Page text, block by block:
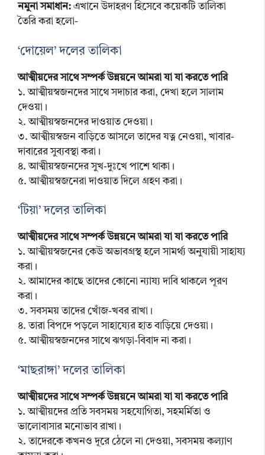
নমুনা সমাধান: এখানে উদাহরণ হিসেবে কয়েকটি তালিকা
তৈরি করা হলো-
‘দোয়েল’ দলের তালিকা
আত্মীয়দের সাথে সম্পর্ক উন্নয়নে আমরা যা যা করতে পারি
১. আত্মীয়স্বজনদের সাথে সদাচার করা, দেখা হলে সালাম
দেওয়া।
২. আত্মীয়স্বজনদের দাওয়াত দেওয়া।
৩. আত্মীয়স্বজন বাড়িতে আসলে তাদের যত্ন নেওয়া, খাবার-
দাবারের সুব্যবস্থা করা।
৪. আত্মীয়স্বজনদের সুখ-দুঃখে পাশে থাকা।
৫. আত্মীয়স্বজনেরা দাওয়াত দিলে গ্রহণ করা।
‘টিয়া’ দলের তালিকা
আত্মীয়দের সাথে সম্পর্ক উন্নয়নে আমরা যা যা করতে পারি
১. আত্মীয়স্বজনের কেউ অভাবগ্রস্থ হলে সামর্থ্য অনুযায়ী সাহায্য
করা।
২. আমাদের কাছে তাদের কোনো ন্যায্য দাবি থাকলে পূরণ
করা।
৩. সবসময় তাদের খোঁজ-খবর রাখা।
৪. তারা বিপদে পড়লে সাহায্যের হাত বাড়িয়ে দেওয়া।
৫. আত্মীয়স্বজনদের সাথে ঝগড়া-বিবাদ না করা।
‘মাছরাঙ্গা’ দলের তালিকা
আত্মীয়দের সাথে সম্পর্ক উন্নয়নে আমরা যা যা করতে পারি
১. আত্মীয়দের প্রতি সবসময় সহযোগিতা, সহমর্মিতা ও
ভালোবাসার মনোভাব রাখা।
২. তাদেরকে কখনও দূরে ঠেলে না দেওয়া, সবসময় কল্যাণ